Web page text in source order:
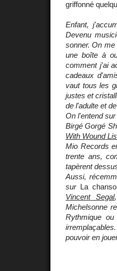
griffonné
Enfant,
Devenu
sonner. On
une boîte à
comment j'ai
cadeaux
vaut tous les
justes et
de l'adulte et
On l'entend sur
Birgé Gorgé
With Wound
Mio Records
trente ans,
tapèrent
Aussi,
surLa
Vincent Segal
Michelsonne
Rythmique
pouvoir en